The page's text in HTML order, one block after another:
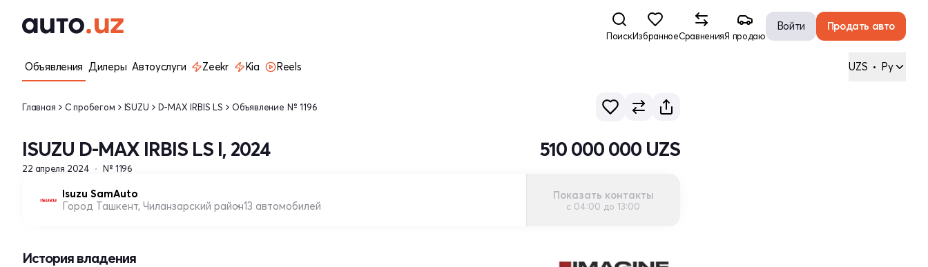
ПоискИзбранноеСравненияЯ продаю
Войти Продать авто
Объявления Дилеры Автоуслуги Zeekr Kia Reels UZS • Ру
Главная С пробегом ISUZU D-MAX IRBIS LS Объявление № 1196
ISUZU D-MAX IRBIS LS I, 2024
22 апреля 2024 № 1196
510 000 000 UZS
Isuzu SamAuto
Город Ташкент, Чиланзарский район13 автомобилей
Показать контакты
с 04:00 до 13:00
История владения